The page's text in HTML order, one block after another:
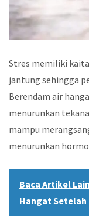
Stres memiliki
jantung sehingga
Berendam air
menurunkan
mampu
menurunkan
Baca Artikel
Hangat Setelah